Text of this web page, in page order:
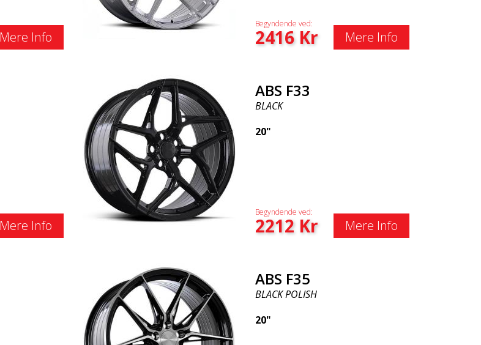
Mere Info
Begyndende ved:
2416Kr Mere Info
Mere Info
ABS F33
BLACK
20"
Begyndende ved:
2212Kr Mere Info
ABS F35
BLACK POLISH
20"